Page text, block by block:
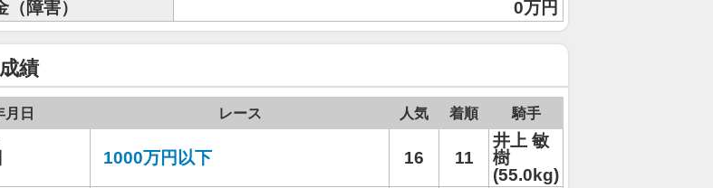
（障害）
0万円
績
月日 レース 人気 着順 騎手
1000万円以下 16 11
井上 敏
樹
(55.0kg)